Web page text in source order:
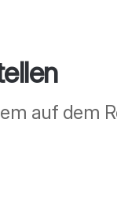
auf dem